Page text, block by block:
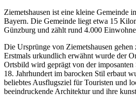
Ziemetshausen ist eine kleine Gemeinde
Bayern. Die Gemeinde liegt etwa 15
Günzburg und zählt rund 4.000
Die Ursprünge von Ziemetshausen
Erstmals urkundlich erwähnt wurde der
Ortsbild wird geprägt von der
18. Jahrhundert im barocken Stil erbaut
beliebtes Ausflugsziel für Touristen und
beeindruckende Architektur und ihre